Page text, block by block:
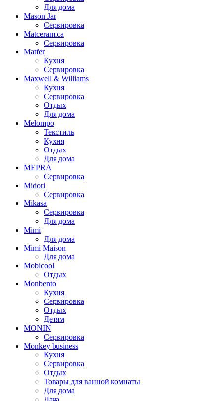
Для дома
Mason Jar
Сервировка
Matceramica
Сервировка
Matfer
Кухня
Сервировка
Maxwell & Williams
Кухня
Сервировка
Отдых
Для дома
Melompo
Текстиль
Кухня
Отдых
Для дома
MEPRA
Сервировка
Midori
Сервировка
Mikasa
Сервировка
Для дома
Mimi
Для дома
Mimi Maison
Для дома
Mobicool
Отдых
Monbento
Кухня
Сервировка
Отдых
Детям
MONIN
Сервировка
Monkey business
Кухня
Сервировка
Отдых
Товары для ванной комнаты
Для дома